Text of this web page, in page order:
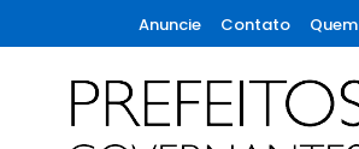
To
Content
Anuncie Contato